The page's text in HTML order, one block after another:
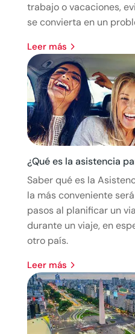
trabajo o vacaciones,
se convierta en un
leer más
¿Qué es la asistencia
Saber qué es la
la más conveniente
pasos al planificar un
durante un viaje, en
otro país.
leer más